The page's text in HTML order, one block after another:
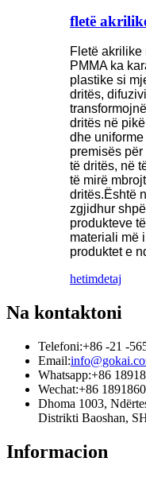
fletë
Fletë akrilike
PMMA ka
plastike si
dritës,
dritës në
dhe
premisës
të dritës, në
të mirë
dritës.Është
zgjidhur
produkteve
materiali më
produktet e
hetimdetaj
Na kontaktoni
Telefoni:+86 -21 -
Email:
Whatsapp:+86
Wechat:+86
Dhoma 1003,
Distrikti Baoshan,
Informacion